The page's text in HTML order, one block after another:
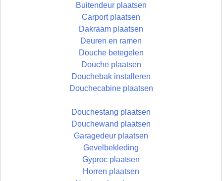
Buitendeur plaatsen
Carport plaatsen
Dakraam plaatsen
Deuren en ramen
Douche betegelen
Douche plaatsen
Douchebak installeren
Douchecabine plaatsen
Douchestang plaatsen
Douchewand plaatsen
Garagedeur plaatsen
Gevelbekleding
Gyproc plaatsen
Horren plaatsen